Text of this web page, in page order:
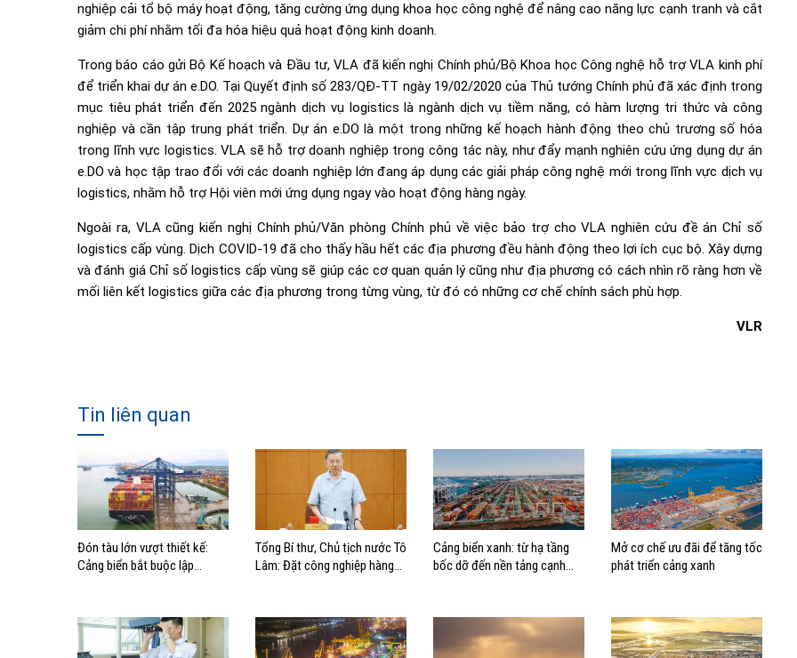
nghiệp cải tổ bộ máy hoạt động, tăng cường ứng dụng khoa học công nghệ để nâng cao năng lực cạnh tranh và cắt
giảm chi phí nhằm tối đa hóa hiệu quả hoạt động kinh doanh.
Trong báo cáo gửi Bộ Kế hoạch và Đầu tư, VLA đã kiến nghị Chính phủ/Bộ Khoa học Công nghệ hỗ trợ VLA kinh phí
để triển khai dự án e.DO. Tại Quyết định số 283/QĐ-TT ngày 19/02/2020 của Thủ tướng Chính phủ đã xác định trong
mục tiêu phát triển đến 2025 ngành dịch vụ logistics là ngành dịch vụ tiềm năng, có hàm lượng tri thức và công
nghiệp và cần tập trung phát triển. Dự án e.DO là một trong những kế hoạch hành động theo chủ trương số hóa
trong lĩnh vực logistics. VLA sẽ hỗ trợ doanh nghiệp trong công tác này, như đẩy mạnh nghiên cứu ứng dụng dự án
e.DO và học tập trao đổi với các doanh nghiệp lớn đang áp dụng các giải pháp công nghệ mới trong lĩnh vực dịch vụ
logistics, nhằm hỗ trợ Hội viên mới ứng dụng ngay vào hoạt động hàng ngày.
Ngoài ra, VLA cũng kiến nghị Chính phủ/Văn phòng Chính phủ về việc bảo trợ cho VLA nghiên cứu đề án Chỉ số
logistics cấp vùng. Dịch COVID-19 đã cho thấy hầu hết các địa phương đều hành động theo lợi ích cục bộ. Xây dựng
và đánh giá Chỉ số logistics cấp vùng sẽ giúp các cơ quan quản lý cũng như địa phương có cách nhìn rõ ràng hơn về
mối liên kết logistics giữa các địa phương trong từng vùng, từ đó có những cơ chế chính sách phù hợp.
VLR
Tin liên quan
Đón tàu lớn vượt thiết kế:
Cảng biển bắt buộc lập
Tổng Bí thư, Chủ tịch nước Tô
Lâm: Đặt công nghiệp hàng
thành quốc gia biển mạnh
Cảng biển xanh: từ hạ tầng
bốc dỡ đến nền tảng cạnh
Mở cơ chế ưu đãi để tăng tốc
phát triển cảng xanh